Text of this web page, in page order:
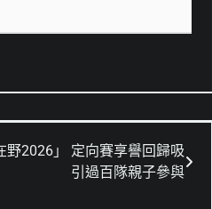
野2026」 定向賽享譽回歸吸
引過百隊親子參與